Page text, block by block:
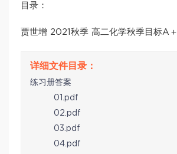
目录：
贾世增 2021秋季 高二化学秋季目标A
练习册答案
01.pdf
02.pdf
03.pdf
04.pdf